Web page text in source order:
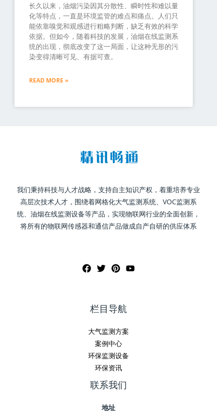
长久以来，油烟污染因其分散性、瞬时性和难以量
化等特点，一直是环境监管的难点和痛点。人们只
能依靠嗅觉和观感进行粗略判断，缺乏有效的科学
依据。但如今，随着科技的发展，油烟在线监测系
统的出现，彻底改变了这一局面，让这种无形的污
染变得清晰可见、有据可查。
READ MORE »
我们秉持科技与人才战略，支持自主知识产权，着重培养专业
高层次技术人才，围绕着网格化大气监测系统、VOC监测系
统、油烟在线监测设备等产品，实现物联网行业的全面创新，
将所有的物联网传感器和通信产品做成自产自研的供应体系
栏目导航
大气监测方案
案例中心
环保监测设备
环保资讯
联系我们
地址